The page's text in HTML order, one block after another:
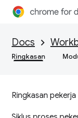
Docs
Ringkasan
Ringkasan pekerja